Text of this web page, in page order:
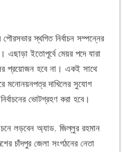
পৌরসভার স্থগিত নির্বাচন সম্পন্নের
এছাড়া ইতোপূর্বে মেয়র পদে যারা
প্রয়োজন হবে না। একই সাথে
মনোনয়নপত্র দাখিলের সুযোগ
ভোটগ্রহণ করা হবে।
লড়বেন অ্যাড. জিল্লুর রহমান
চাঁদপুর জেলা সংগঠনের নেতা